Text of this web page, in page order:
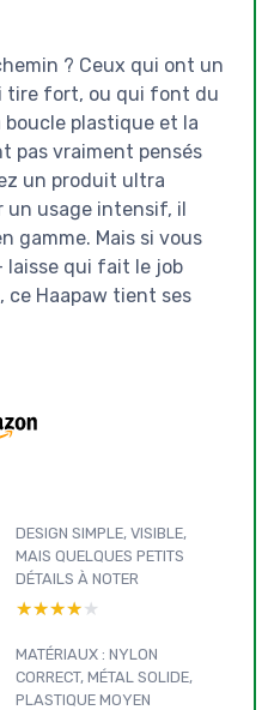
? Ceux qui ont un
tire fort, ou qui font du
plastique et la
pas vraiment pensés
un produit ultra
un usage intensif, il
gamme. Mais si vous
laisse qui fait le job
ce Haapaw tient ses
DESIGN SIMPLE, VISIBLE,
MAIS QUELQUES PETITS
DÉTAILS À NOTER
★★★★★
★★★★★
MATÉRIAUX : NYLON
CORRECT, MÉTAL SOLIDE,
PLASTIQUE MOYEN